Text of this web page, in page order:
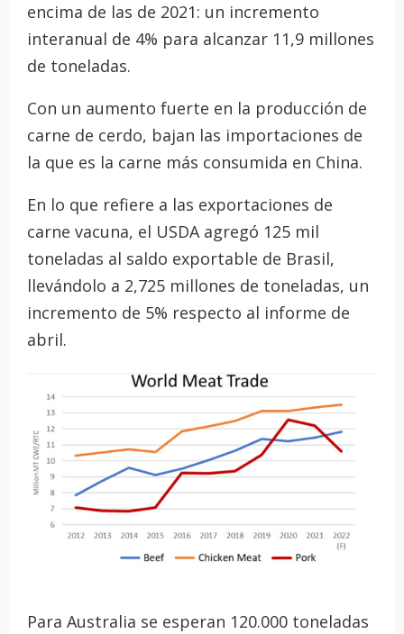
encima de las de 2021: un incremento
interanual de 4% para alcanzar 11,9 millones
de toneladas.
Con un aumento fuerte en la producción de
carne de cerdo, bajan las importaciones de
la que es la carne más consumida en China.
En lo que refiere a las exportaciones de
carne vacuna, el USDA agregó 125 mil
toneladas al saldo exportable de Brasil,
llevándolo a 2,725 millones de toneladas, un
incremento de 5% respecto al informe de
abril.
Para Australia se esperan 120.000 toneladas